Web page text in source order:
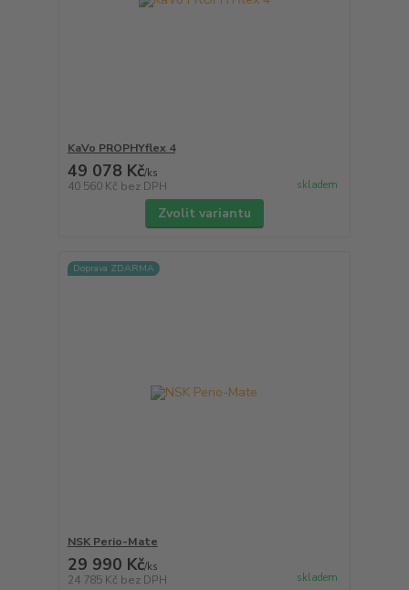
KaVo PROPHYflex 4
49 078 Kč/ks
40 560 Kč bez DPH skladem
Zvolit variantu
Doprava ZDARMA
NSK Perio-Mate
29 990 Kč/ks
24 785 Kč bez DPH skladem